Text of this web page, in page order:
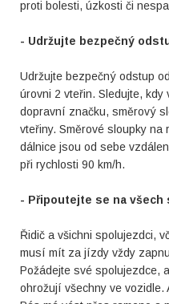
proti bolesti, úzkosti či
- Udržujte bezpečný
Udržujte bezpečný odstup
úrovni 2 vteřin. Sledujte,
dopravní značku, směrový
vteřiny. Směrové sloupky na
dálnice jsou od sebe
při rychlosti 90 km/h.
- Připoutejte se na všech
Řidič a všichni spolujezdci,
musí mít za jízdy vždy
Požádejte své spolujezdce,
ohrožují všechny ve